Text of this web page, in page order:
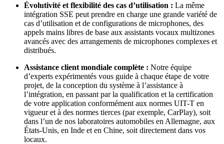
Évolutivité et flexibilité des cas d’utilisation : La même
intégration SSE peut prendre en charge une grande variété de
cas d’utilisation et de configurations de microphones, des
appels mains libres de base aux assistants vocaux multizones
avancés avec des arrangements de microphones complexes et
distribués.
Assistance client mondiale complète : Notre équipe
d’experts expérimentés vous guide à chaque étape de votre
projet, de la conception du système à l’assistance à
l’intégration, en passant par la qualification et la certification
de votre application conformément aux normes UIT-T en
vigueur et à des normes tierces (par exemple, CarPlay), soit
dans l’un de nos laboratoires automobiles en Allemagne, aux
États-Unis, en Inde et en Chine, soit directement dans vos
locaux.